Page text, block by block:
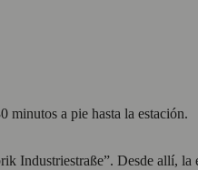
minutos a pie hasta la estación.
Industriestraße”. Desde allí, la